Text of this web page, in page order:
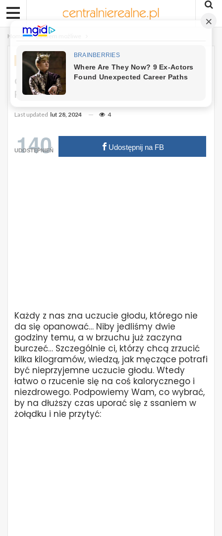
Home Całkiem możliwe
CAŁKIEM MOŻLIWE
Głód W Czasie Diety. Podjadaj Tych 5
Produktów, A Nie Przytyjesz.
Last updated lut 28, 2024 4
140
UDOSTĘPNIEŃ Udostępnij na FB
Każdy z nas zna uczucie głodu, którego nie
da się opanować… Niby jedliśmy dwie
godziny temu, a w brzuchu już zaczyna
burczeć… Szczególnie ci, którzy chcą zrzucić
kilka kilogramów, wiedzą, jak męczące potrafi
być nieprzyjemne uczucie głodu. Wtedy
łatwo o rzucenie się na coś kalorycznego i
niezdrowego. Podpowiemy Wam, co wybrać,
by na dłuższy czas uporać się z ssaniem w
żołądku i nie przytyć: